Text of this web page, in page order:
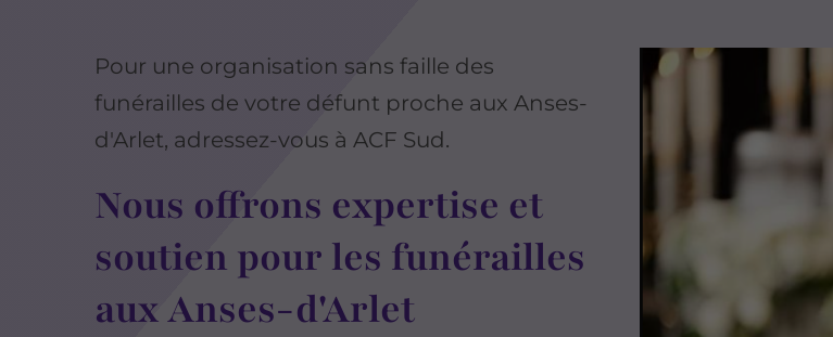
Pour une organisation sans faille des
funérailles de votre défunt proche aux Anses-
d'Arlet, adressez-vous à ACF Sud.
Nous offrons expertise et
soutien pour les funérailles
aux Anses-d'Arlet